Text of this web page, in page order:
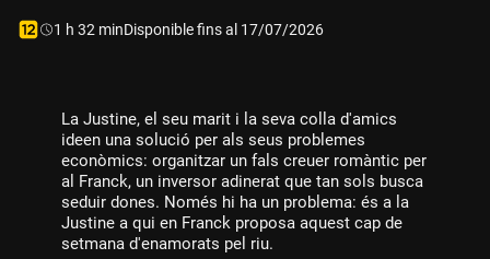
Durada:
1 h 32 minDisponible fins al 17/07/2026
La Justine, el seu marit i la seva colla d'amics
ideen una solució per als seus problemes
econòmics: organitzar un fals creuer romàntic per
al Franck, un inversor adinerat que tan sols busca
seduir dones. Només hi ha un problema: és a la
Justine a qui en Franck proposa aquest cap de
setmana d'enamorats pel riu.